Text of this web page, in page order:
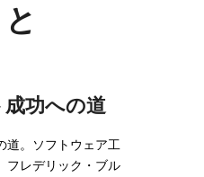
功への道
道。ソフトウェア工
フレデリック・ブル